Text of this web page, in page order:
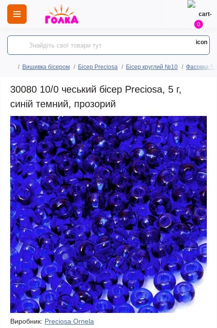
0
Вишивка бісером Бісер Preciosa Бісер круглий №10 Фасовка 5
30080 10/0 чеський бісер Preciosa, 5 г,
синій темний, прозорий
Виробник: Preciosa Ornela